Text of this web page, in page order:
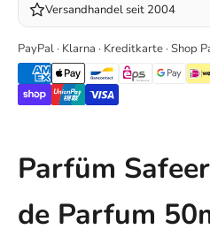
Versandhandel seit 2004
PayPal · Klarna · Kreditkarte · Shop
Parfüm
de Parfum